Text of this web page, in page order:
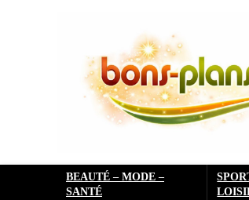
BEAUTÉ – MODE –
SANTÉ